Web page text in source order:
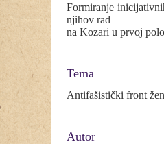
Formiranje
njihov rad
na Kozari u prvoj
Tema
Antifašistički front
Autor